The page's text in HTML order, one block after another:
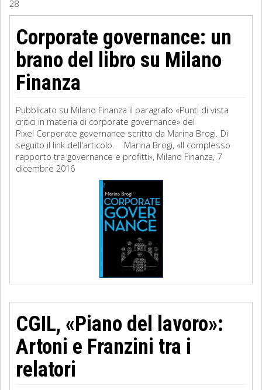
Filosofia
Storia
Diritto
28
Corporate governance: un
brano del libro su Milano
Finanza
Pubblicato su Milano Finanza il paragrafo «Punti di vista
critici in materia di corporate governance» del
Pixel Corporate governance scritto da Marina Brogi. Di
seguito il link dell'articolo. Marina Brogi, «Il complesso
rapporto tra governance e profitti», Milano Finanza, 7
dicembre 2016
CGIL, «Piano del lavoro»:
Artoni e Franzini tra i
relatori